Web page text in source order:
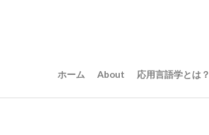
ホーム About 応用言語学とは？